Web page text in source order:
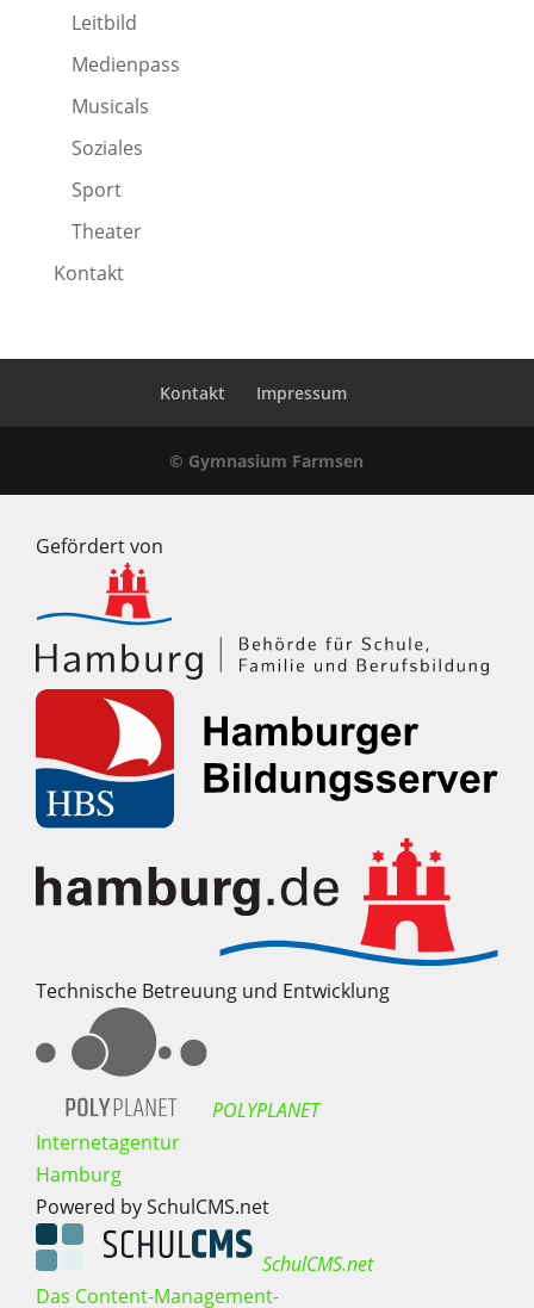
Leitbild
Medienpass
Musicals
Soziales
Sport
Theater
Kontakt
Kontakt Impressum
© Gymnasium Farmsen
Gefördert von
Technische Betreuung und Entwicklung
POLYPLANET
Internetagentur
Hamburg
Powered by SchulCMS.net
SchulCMS.net
Das Content-Management-